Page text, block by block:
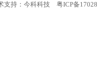
持： 今科科技 粤ICP备